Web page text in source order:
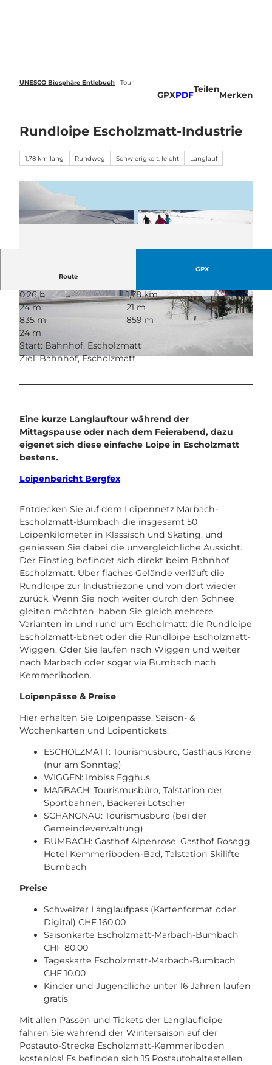
UNESCO Biosphäre Entlebuch Tour
GPXPDF
Teilen
Merken
Rundloipe Escholzmatt-Industrie
1,78 km lang Rundweg Schwierigkeit: leicht Langlauf
© UNESCO Biosphäre Entlebuch
© UNESCO Biosphäre Entlebuch © Maurin Bisig, UNESCO Biosphäre Entlebuch
Route
GPX
0:26 h
1,78 km
24 m
21 m
835 m
859 m
24 m
Start: Bahnhof, Escholzmatt
Ziel: Bahnhof, Escholzmatt
Eine kurze Langlauftour während der
Mittagspause oder nach dem Feierabend, dazu
eigenet sich diese einfache Loipe in Escholzmatt
bestens.
Loipenbericht Bergfex
Entdecken Sie auf dem Loipennetz Marbach-
Escholzmatt-Bumbach die insgesamt 50
Loipenkilometer in Klassisch und Skating, und
geniessen Sie dabei die unvergleichliche Aussicht.
Der Einstieg befindet sich direkt beim Bahnhof
Escholzmatt. Über flaches Gelände verläuft die
Rundloipe zur Industriezone und von dort wieder
zurück. Wenn Sie noch weiter durch den Schnee
gleiten möchten, haben Sie gleich mehrere
Varianten in und rund um Escholmatt: die Rundloipe
Escholzmatt-Ebnet oder die Rundloipe Escholzmatt-
Wiggen. Oder Sie laufen nach Wiggen und weiter
nach Marbach oder sogar via Bumbach nach
Kemmeriboden.
Loipenpässe & Preise
Hier erhalten Sie Loipenpässe, Saison- &
Wochenkarten und Loipentickets:
ESCHOLZMATT: Tourismusbüro, Gasthaus Krone
(nur am Sonntag)
WIGGEN: Imbiss Egghus
MARBACH: Tourismusbüro, Talstation der
Sportbahnen, Bäckerei Lötscher
SCHANGNAU: Tourismusbüro (bei der
Gemeindeverwaltung)
BUMBACH: Gasthof Alpenrose, Gasthof Rosegg,
Hotel Kemmeriboden-Bad, Talstation Skilifte
Bumbach
Preise
Schweizer Langlaufpass (Kartenformat oder
Digital) CHF 160.00
Saisonkarte Escholzmatt-Marbach-Bumbach
CHF 80.00
Tageskarte Escholzmatt-Marbach-Bumbach
CHF 10.00
Kinder und Jugendliche unter 16 Jahren laufen
gratis
Mit allen Pässen und Tickets der Langlaufloipe
fahren Sie während der Wintersaison auf der
Postauto-Strecke Escholzmatt-Kemmeriboden
kostenlos! Es befinden sich 15 Postautohaltestellen